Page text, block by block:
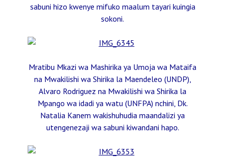
sabuni hizo kwenye mifuko maalum tayari kuingia
sokoni.
Mratibu Mkazi wa Mashirika ya Umoja wa Mataifa
na Mwakilishi wa Shirika la Maendeleo (UNDP),
Alvaro Rodriguez na Mwakilishi wa Shirika la
Mpango wa idadi ya watu (UNFPA) nchini, Dk.
Natalia Kanem wakishuhudia maandalizi ya
utengenezaji wa sabuni kiwandani hapo.